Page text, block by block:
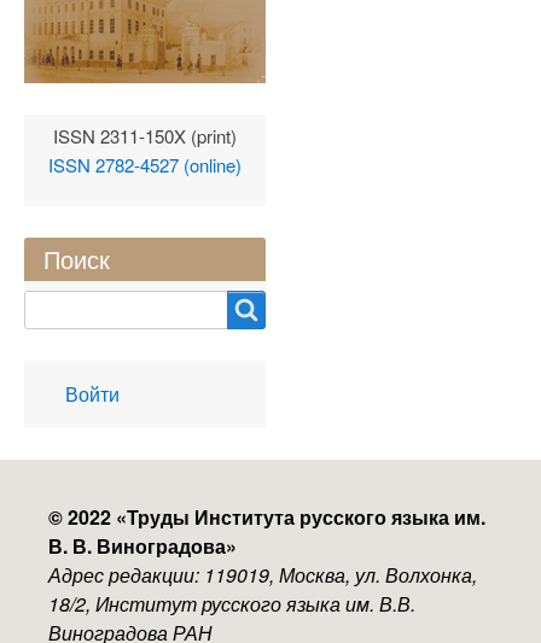
ISSN 2311-150X (print)
ISSN 2782-4527 (online)
Поиск
User
account
Войти
© 2022 «Труды Института русского языка им.
В. В. Виноградова»
Адрес редакции: 119019, Москва, ул. Волхонка,
18/2, Институт русского языка им. В.В.
Виноградова РАН